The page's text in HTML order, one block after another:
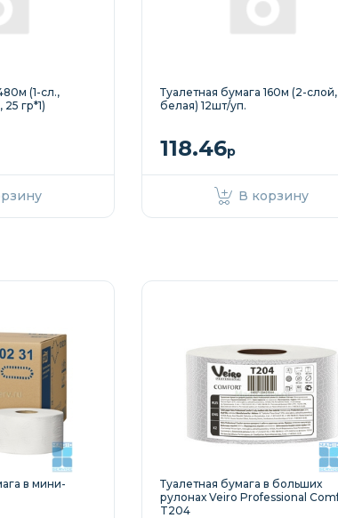
(1-сл.,
гр*1)
Туалетная бумага 160м (2-слой,
белая) 12шт/уп.
118.46р
В корзину
в мини-
Туалетная бумага в больших
рулонах Veiro Professional
T204